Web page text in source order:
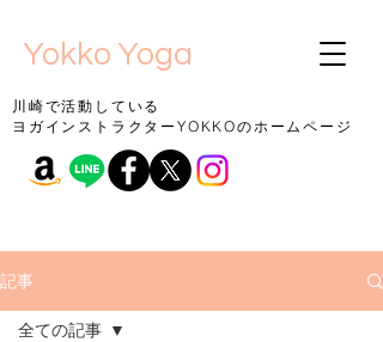
Yokko Yoga
川崎で活動している
ヨガインストラクターYOKKOのホームページ
記事
全ての記事